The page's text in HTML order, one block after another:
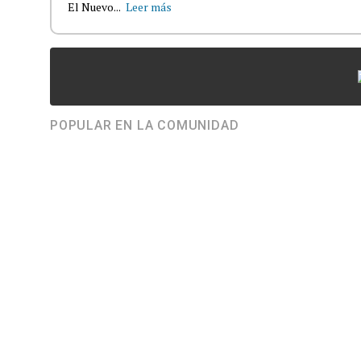
El Nuevo... Leer más
POPULAR EN LA COMUNIDAD